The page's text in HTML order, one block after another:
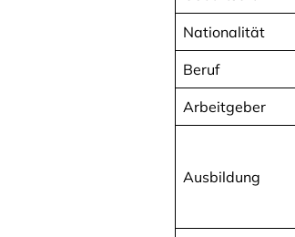
Nationalität
Beruf
Arbeitgeber
Ausbildung